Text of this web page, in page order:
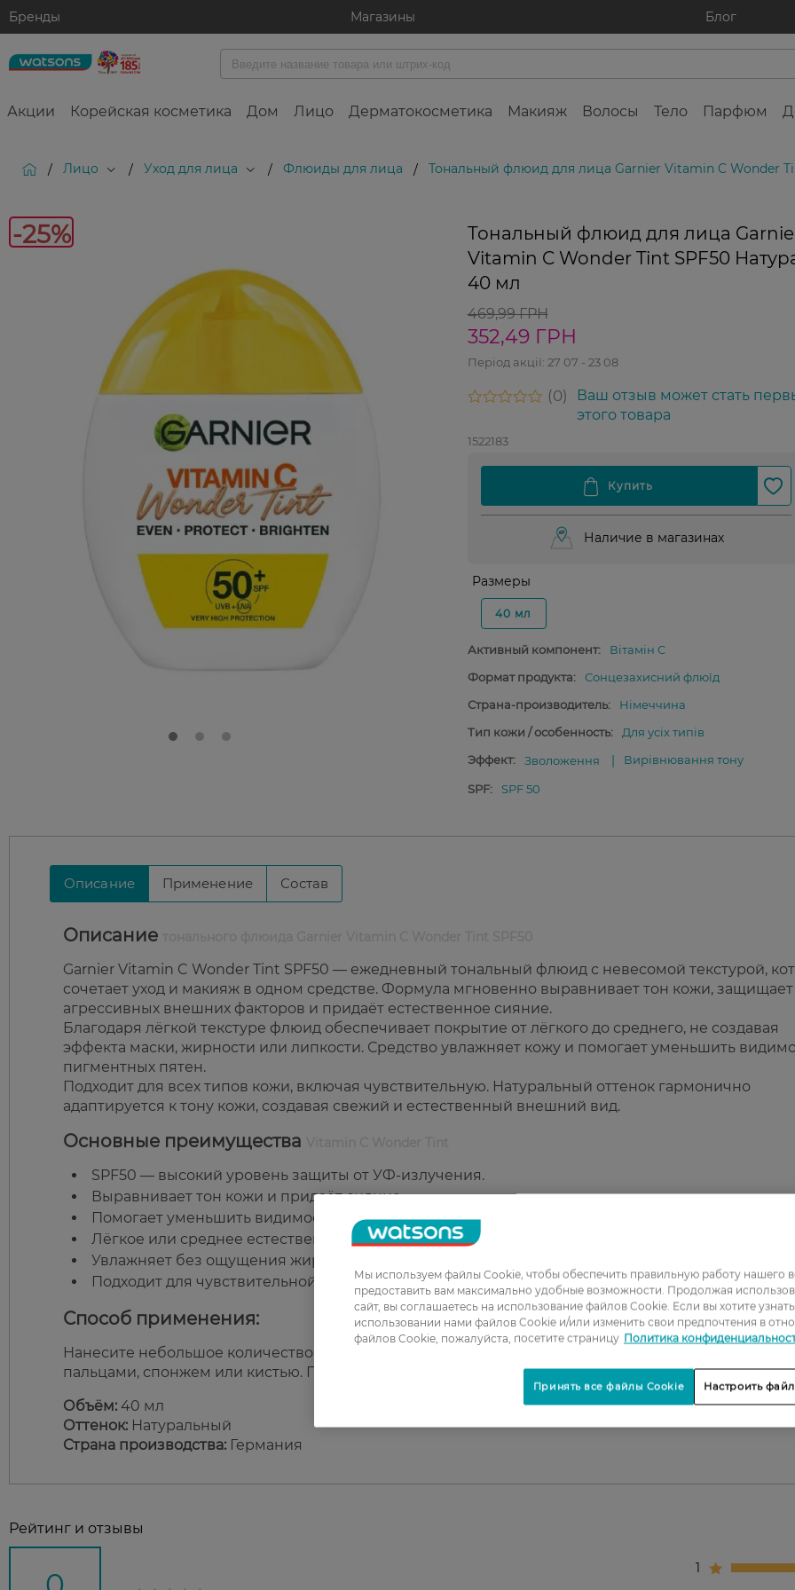
Бренды Магазины Блог
Акции Корейская косметика Дом Лицо Дерматокосметика Макияж Волосы Тело Парфюм
/ Лицо / Уход для лица / Флюиды для лица / Тональный флюид для лица Garnier Vitamin C Wonder
-25%
Тональный флюид для лица
Vitamin C Wonder Tint SPF50
40 мл
469,99 ГРН
352,49 ГРН
Період акції: 27 07 - 23 08
0
Ваш отзыв может стать
этого товара
1522183
Наличие в магазинах
Размеры
40 мл
Активный компонент:
Вітамін C
Формат продукта:
Сонцезахисний флюїд
Страна-производитель:
Німеччина
Тип кожи / особенность:
Для усіх типів
Эффект:
Зволоження Вирівнювання тону
SPF: SPF 50
Описание Применение Состав
Описание
Garnier Vitamin C Wonder Tint SPF50 — ежедневный тональный флюид с невесомой текстурой,
сочетает уход и макияж в одном средстве. Формула мгновенно выравнивает тон кожи, защищает
агрессивных внешних факторов и придаёт естественное сияние.
Благодаря лёгкой текстуре флюид обеспечивает покрытие от лёгкого до среднего, не создавая
эффекта маски, жирности или липкости. Средство увлажняет кожу и помогает уменьшить
пигментных пятен.
Подходит для всех типов кожи, включая чувствительную. Натуральный оттенок гармонично
адаптируется к тону кожи, создавая свежий и естественный внешний вид.
Основные преимущества
SPF50 — высокий уровень защиты от УФ-излучения.
Выравнивает тон кожи и придаёт сияние.
Помогает уменьшить видимость пигментных пятен.
Лёгкое или среднее естественное покрытие.
Увлажняет без ощущения жирности.
Подходит для чувствительной кожи.
Способ применения:
Нанесите небольшое количество средства на очищенную кожу лица и равномерно распределите
пальцами, спонжем или кистью. При необходимости можно наслаивать для более плотного
Объём: 40 мл
Оттенок: Натуральный
Страна производства: Германия
Рейтинг и отзывы
1
Мы используем файлы Cookie, чтобы обеспечить правильную работу нашего
предоставить вам максимально удобные возможности. Продолжая
сайт, вы соглашаетесь на использование файлов Cookie. Если вы хотите
использовании нами файлов Cookie и/или изменить свои предпочтения в
файлов Cookie, пожалуйста, посетите страницу Политика
Настроить
Принять все файлы Cookie